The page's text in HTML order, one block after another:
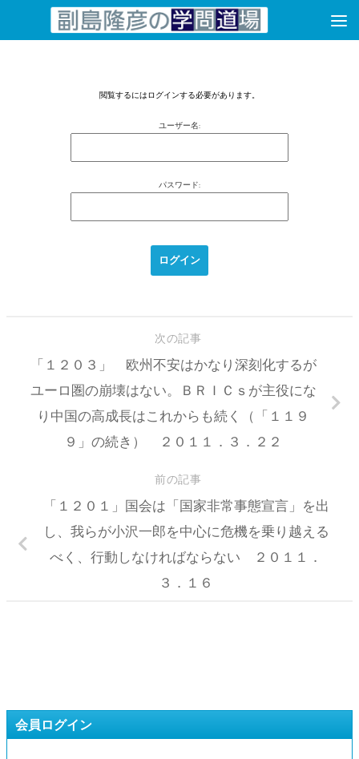
コンテンツへスキップ
閲覧するにはログインする必要があります。
ユーザー名:
パスワード:
次の記事
「１２０３」 欧州不安はかなり深刻化するが
ユーロ圏の崩壊はない。ＢＲＩＣｓが主役にな
り中国の高成長はこれからも続く（「１１９
９」の続き） ２０１１．３．２２
前の記事
「１２０１」国会は「国家非常事態宣言」を出
し、我らが小沢一郎を中心に危機を乗り越える
べく、行動しなければならない ２０１１．
３．１６
会員ログイン